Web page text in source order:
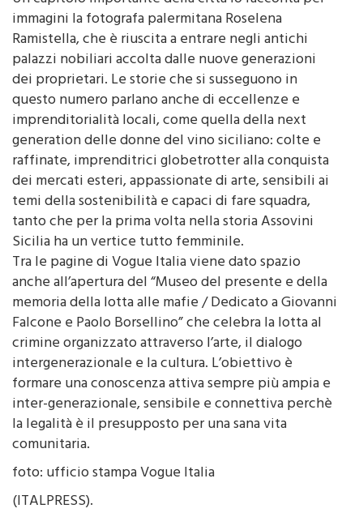
immagini la fotografa palermitana Roselena
Ramistella, che è riuscita a entrare negli antichi
palazzi nobiliari accolta dalle nuove generazioni
dei proprietari. Le storie che si susseguono in
questo numero parlano anche di eccellenze e
imprenditorialità locali, come quella della next
generation delle donne del vino siciliano: colte e
raffinate, imprenditrici globetrotter alla conquista
dei mercati esteri, appassionate di arte, sensibili ai
temi della sostenibilità e capaci di fare squadra,
tanto che per la prima volta nella storia Assovini
Sicilia ha un vertice tutto femminile.
Tra le pagine di Vogue Italia viene dato spazio
anche all’apertura del “Museo del presente e della
memoria della lotta alle mafie / Dedicato a Giovanni
Falcone e Paolo Borsellino” che celebra la lotta al
crimine organizzato attraverso l’arte, il dialogo
intergenerazionale e la cultura. L’obiettivo è
formare una conoscenza attiva sempre più ampia e
inter-generazionale, sensibile e connettiva perchè
la legalità è il presupposto per una sana vita
comunitaria.
foto: ufficio stampa Vogue Italia
(ITALPRESS).